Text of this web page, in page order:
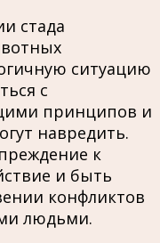
стада
ситуацию
с
принципов и
навредить.
к
и быть
конфликтов
людьми.